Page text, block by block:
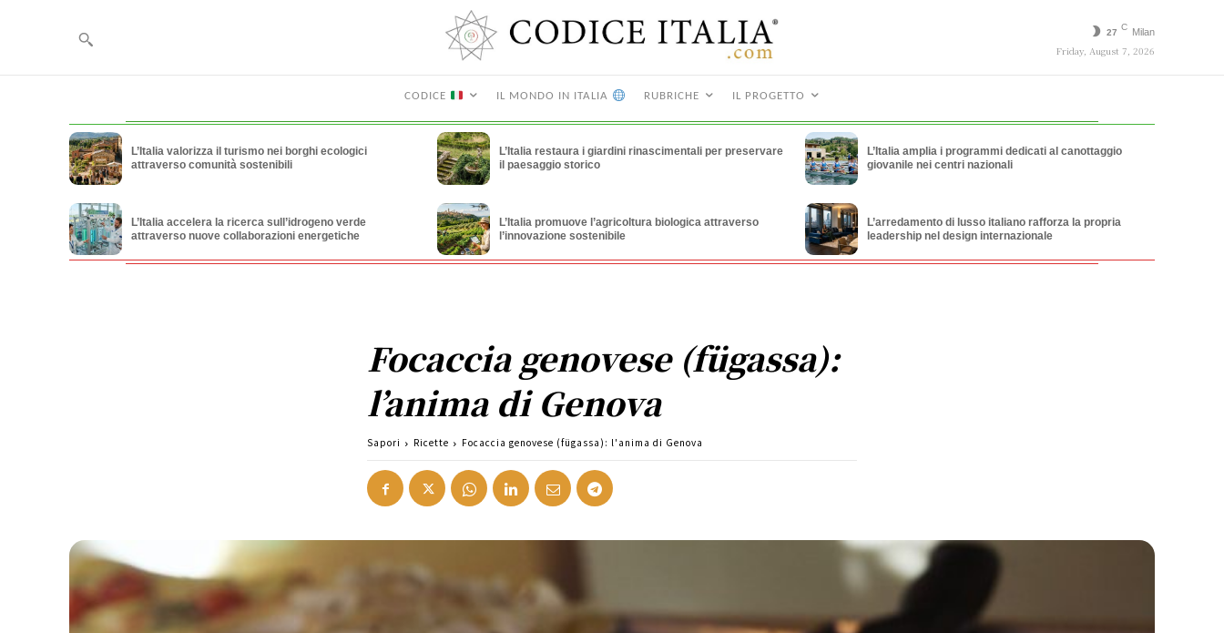
27
C Milan
Friday, August 7, 2026
CODICE IL MONDO IN ITALIA RUBRICHE IL PROGETTO
L’Italia valorizza il turismo nei borghi ecologici
attraverso comunità sostenibili
L’Italia restaura i giardini rinascimentali per preservare
il paesaggio storico
L’Italia amplia i programmi dedicati al canottaggio
giovanile nei centri nazionali
L’Italia accelera la ricerca sull’idrogeno verde
attraverso nuove collaborazioni energetiche
L’Italia promuove l’agricoltura biologica attraverso
l’innovazione sostenibile
L’arredamento di lusso italiano rafforza la propria
leadership nel design internazionale
Focaccia genovese (fügassa):
l’anima di Genova
Sapori Ricette Focaccia genovese (fügassa): l'anima di Genova